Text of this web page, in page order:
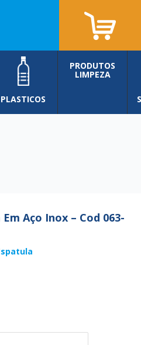
PLASTICOS
PRODUTOS
LIMPEZA
Aço Inox – Cod 063-